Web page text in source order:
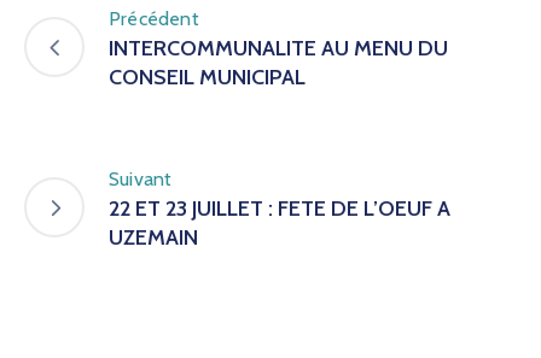
Précédent
INTERCOMMUNALITE AU MENU DU
CONSEIL MUNICIPAL
Suivant
22 ET 23 JUILLET : FETE DE L’OEUF A
UZEMAIN